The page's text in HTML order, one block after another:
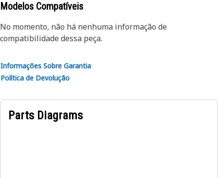
Modelos Compatíveis
No momento, não há nenhuma informação de
compatibilidade dessa peça.
Informações Sobre Garantia
Política de Devolução
Parts Diagrams